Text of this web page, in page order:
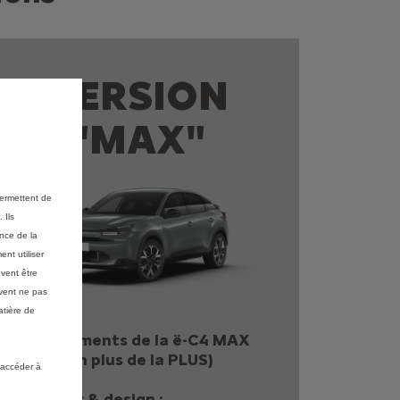
VERSION
"MAX"
Équipements de la ë-C4 MAX
(en plus de la PLUS)
de
Ils
de la
utiliser
être
ne pas
de
à